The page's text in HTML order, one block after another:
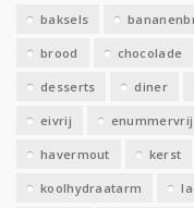
baksels
brood chocolade
desserts diner
eivrij enummervrij
havermout kerst
koolhydraatarm